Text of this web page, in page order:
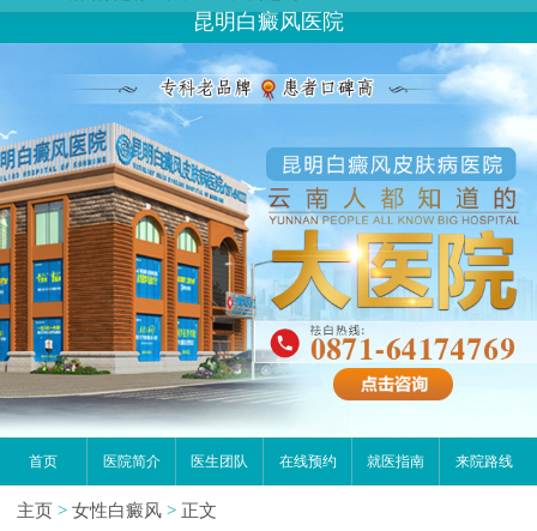
昆明白癜风医院
首页 医院简介 医生团队 在线预约 就医指南 来院路线
主页 > 女性白癜风 > 正文
请问你是有白斑、白癜风问题吗？